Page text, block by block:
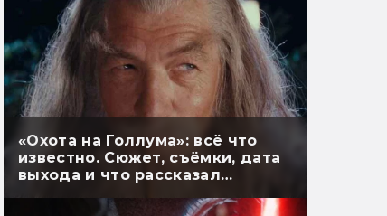
«Охота на Голлума»: всё что
известно. Сюжет, съёмки, дата
выхода и что рассказал